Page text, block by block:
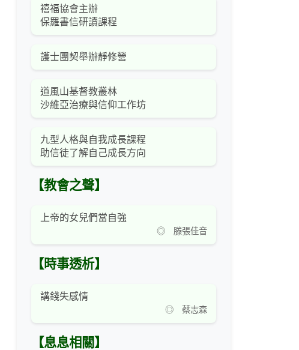
禧福協會主辦
保羅書信研讀課程
護士團契舉辦靜修營
道風山基督教叢林
沙維亞治療與信仰工作坊
九型人格與自我成長課程
助信徒了解自己成長方向
【教會之聲】
上帝的女兒們當自強
◎ 滕張佳音
【時事透析】
講錢失感情
◎ 蔡志森
【息息相關】